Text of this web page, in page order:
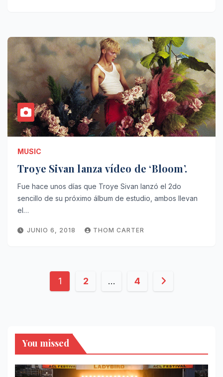
MUSIC
Troye Sivan lanza vídeo de ‘Bloom’.
Fue hace unos días que Troye Sivan lanzó el 2do
sencillo de su próximo álbum de estudio, ambos llevan
el…
JUNIO 6, 2018 THOM CARTER
Paginación
1 2 … 4
You missed